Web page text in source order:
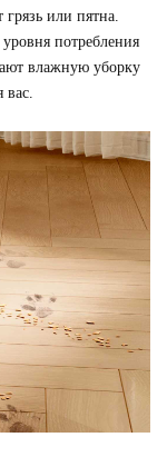
или пятна.
потребления
влажную уборку